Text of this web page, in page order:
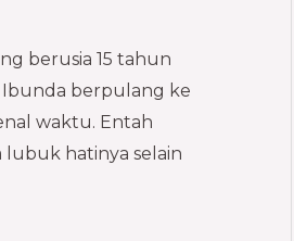
berusia 15 tahun
Ibunda berpulang ke
waktu. Entah
lubuk hatinya selain